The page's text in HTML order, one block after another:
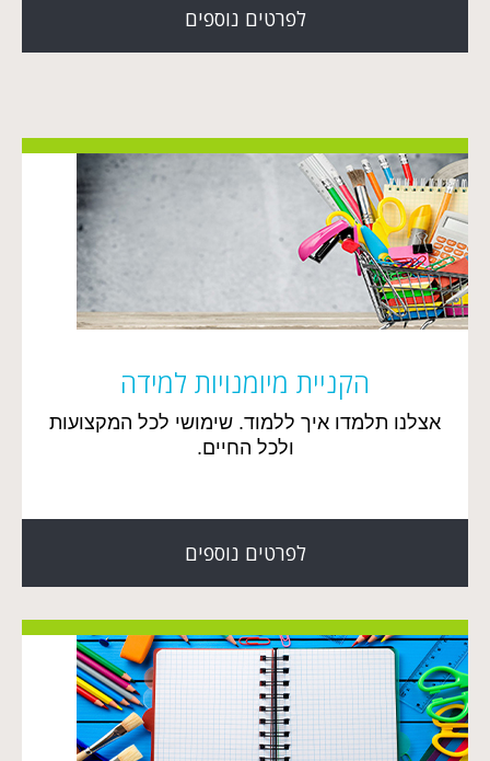
לפרטים נוספים
הקניית מיומנויות למידה
אצלנו תלמדו איך ללמוד. שימושי לכל המקצועות
ולכל החיים.
לפרטים נוספים